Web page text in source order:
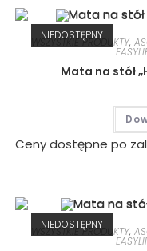
NIEDOSTĘPNY
WSZYSTKIE PRODUKTY,
Mata na stół
Ceny dostępne po
NIEDOSTĘPNY
WSZYSTKIE PRODUKTY,